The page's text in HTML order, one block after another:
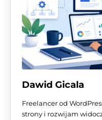
Dawid Gicala
Freelancer od
strony i rozwijam